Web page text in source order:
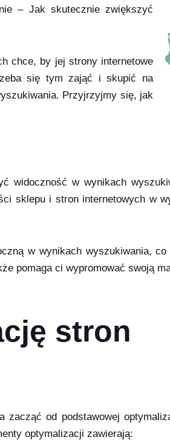
– Jak skutecznie zwiększyć
chce, by jej strony internetowe
się tym zająć i skupić na
Przyjrzyjmy się, jak
widoczność w wynikach
sklepu i stron internetowych w
w wynikach wyszukiwania,
pomaga ci wypromować swoją
stron
od podstawowej
optymalizacji zawierają: